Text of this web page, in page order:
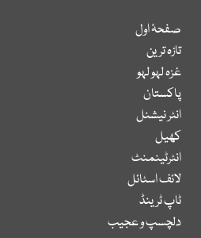
صفحۂ اول
تازہ ترین
غزہ لہو لہو
پاکستان
انٹر نیشنل
کھیل
انٹرٹینمنٹ
لائف اسٹائل
ٹاپ ٹرینڈ
دلچسپ و عجیب